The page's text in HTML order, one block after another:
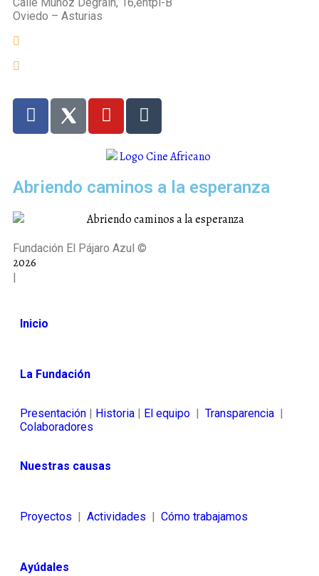
Oviedo – Asturias
Abriendo caminos a la esperanza
Fundación El Pájaro Azul ©
2026
|
Inicio
La Fundación
Presentación | Historia | El equipo | Transparencia |
Colaboradores
Nuestras causas
Proyectos | Actividades | Cómo trabajamos
Ayúdales